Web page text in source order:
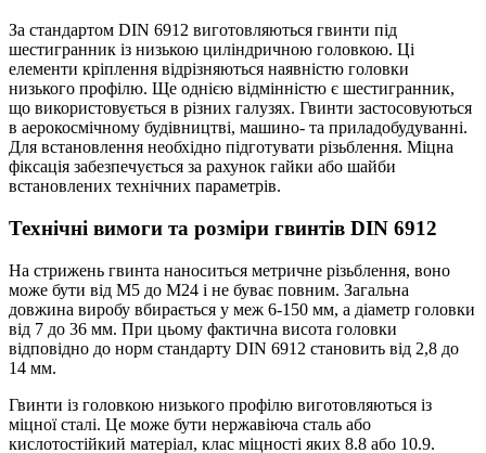
За стандартом DIN 6912 виготовляються гвинти під
шестигранник із низькою циліндричною головкою. Ці
елементи кріплення відрізняються наявністю головки
низького профілю. Ще однією відмінністю є шестигранник,
що використовується в різних галузях. Гвинти застосовуються
в аерокосмічному будівництві, машино- та приладобудуванні.
Для встановлення необхідно підготувати різьблення. Міцна
фіксація забезпечується за рахунок гайки або шайби
встановлених технічних параметрів.
Технічні вимоги та розміри гвинтів DIN 6912
На стрижень гвинта наноситься метричне різьблення, воно
може бути від М5 до М24 і не буває повним. Загальна
довжина виробу вбирається у меж 6-150 мм, а діаметр головки
від 7 до 36 мм. При цьому фактична висота головки
відповідно до норм стандарту DIN 6912 становить від 2,8 до
14 мм.
Гвинти із головкою низького профілю виготовляються із
міцної сталі. Це може бути нержавіюча сталь або
кислотостійкий матеріал, клас міцності яких 8.8 або 10.9.